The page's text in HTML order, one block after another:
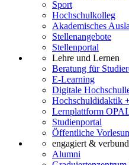
Sport
Hochschulkolleg
Akademisches
Stellenangebote
Stellenportal
Lehre und Lernen
Beratung für
E-Learning
Digitale
Hochschuldidaktik
Lernplattform
Studienportal
Öffentliche
engagiert &
Alumni